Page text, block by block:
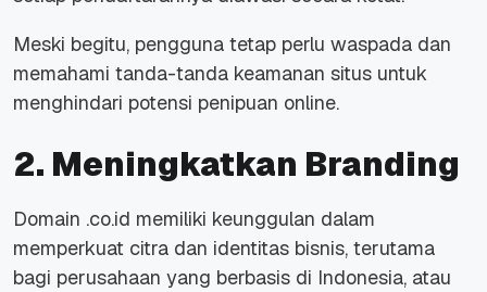
Meski begitu, pengguna tetap perlu waspada dan
memahami tanda-tanda keamanan situs untuk
menghindari potensi penipuan online.
2. Meningkatkan Branding
Domain .co.id memiliki keunggulan dalam
memperkuat citra dan identitas bisnis, terutama
bagi perusahaan yang berbasis di Indonesia, atau